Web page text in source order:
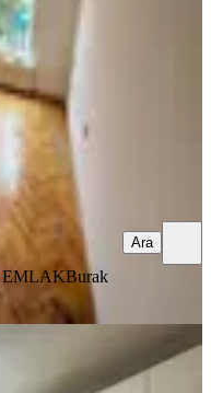
EMLAKBurak
Ara
Merkezde 5+1